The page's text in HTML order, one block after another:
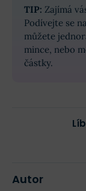
TIP: Zajímá
Podívejte se
můžete
mince, nebo
částky.
Autor